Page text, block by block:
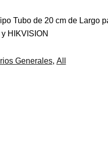
Tubo de 20 cm de Largo
HIKVISION
Generales, All